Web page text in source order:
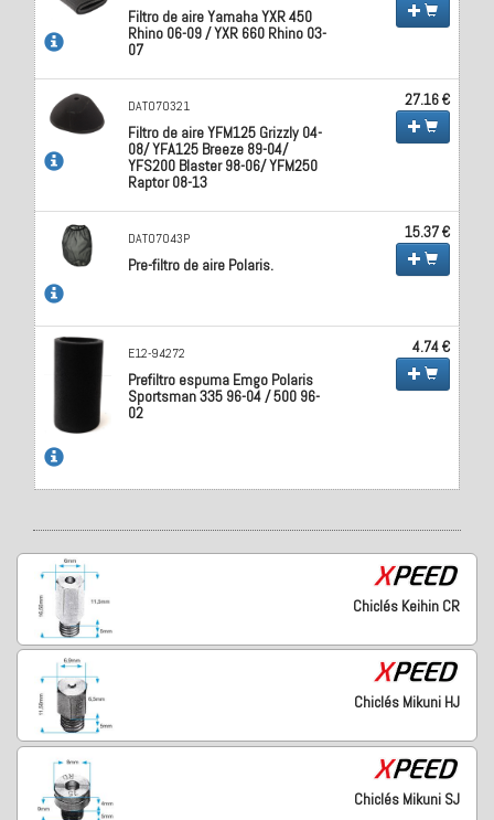
Filtro de aire Yamaha YXR 450
Rhino 06-09 / YXR 660 Rhino 03-
07
DAT070321
Filtro de aire YFM125 Grizzly 04-
08/ YFA125 Breeze 89-04/
YFS200 Blaster 98-06/ YFM250
Raptor 08-13
27.16 €
DAT07043P
Pre-filtro de aire Polaris.
15.37 €
E12-94272
Prefiltro espuma Emgo Polaris
Sportsman 335 96-04 / 500 96-
02
4.74 €
Chiclés Keihin CR
Chiclés Mikuni HJ
Chiclés Mikuni SJ